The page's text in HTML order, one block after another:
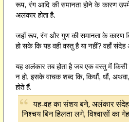
रूप, रंग आदि की समानता होने के कारण
अलंकार होता है.
जहाँ रूप, रंग और गुण की समानता के कारण
हो सके कि यह वही वस्तु है या नहीं? वहाँ संदेह
यह अलंकार तब होता है जब एक वस्तु में किसी
न हो. इसके वाचक शब्द कि, किधौं, धौं,
होते हैं.
यह-वह का संशय बने, अलंकार
निश्चय बिन हिलता लगे, विश्वासों का